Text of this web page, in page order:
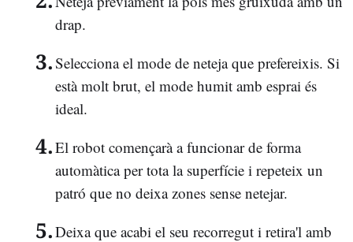
drap.
Selecciona el mode de neteja que prefereixis. Si
està molt brut, el mode humit amb esprai és
ideal.
El robot començarà a funcionar de forma
automàtica per tota la superfície i repeteix un
patró que no deixa zones sense netejar.
Deixa que acabi el seu recorregut i retira'l amb